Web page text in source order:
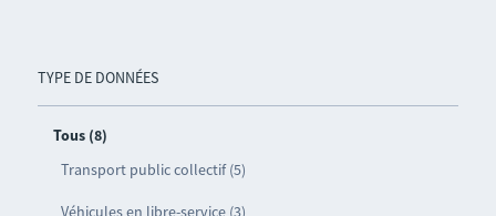
TYPE DE DONNÉES
Tous (8)
Transport public collectif (5)
Véhicules en libre-service (3)